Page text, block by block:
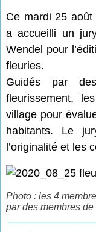
Ce mardi 25
a accueilli un
Wendel pour
fleuries.
Guidés par
fleurissement,
village pour
habitants. Le
l’originalité et les
Photo : les 4
par des membres